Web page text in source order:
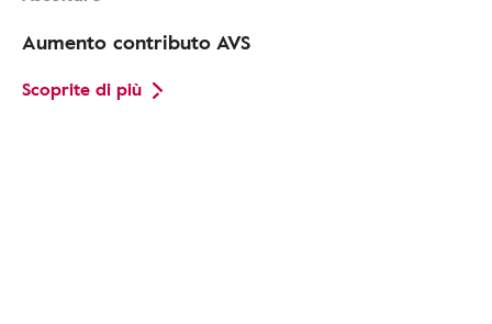
Aumento contributo AVS
Scoprite di più